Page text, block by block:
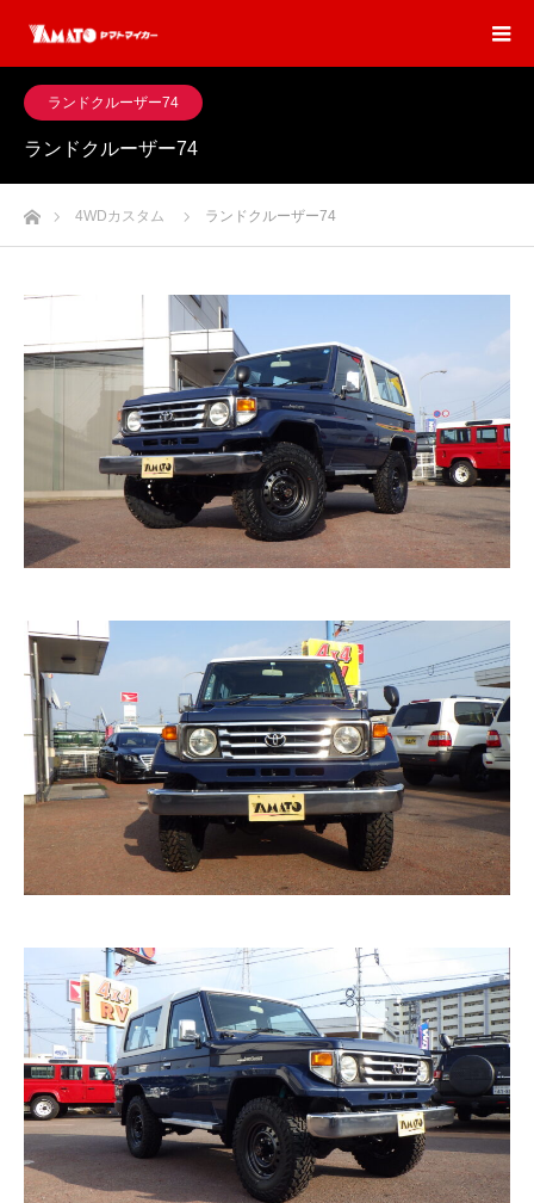
ランドクルーザー74
ランドクルーザー74
ホーム4WDカスタム ランドクルーザー74